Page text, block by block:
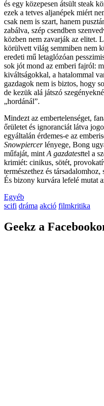
és egy közepesen átsült steak
ezek a tetves aljanépek miért
csak nem is szart, hanem
zabálva, szép csendben
közben nem zavarják az elitet.
körülvett világ semmiben nem
eredeti mű letaglózóan
sok jót mond az emberi fajról:
kiváltságokkal, a hatalommal
gazdagok nem is biztos, hogy
de kezük alá játszó
„hordánál”.
Mindezt az embertelenséget,
őrületet és ignoranciát látva
egyáltalán érdemes-e az
Snowpiercerlényege, Bong
műfaját, mint A gazdatesttel a
krimiét: cinikus, sötét,
természethez és
És bizony kurvára lefelé mutat
Egyéb
scifi dráma akció filmkritika
Geekz a